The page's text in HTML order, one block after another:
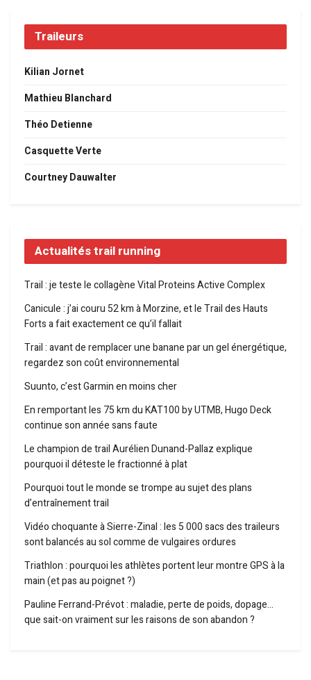
Traileurs
Kilian Jornet
Mathieu Blanchard
Théo Detienne
Casquette Verte
Courtney Dauwalter
Actualités trail running
Trail : je teste le collagène Vital Proteins Active Complex
Canicule : j’ai couru 52 km à Morzine, et le Trail des Hauts
Forts a fait exactement ce qu’il fallait
Trail : avant de remplacer une banane par un gel énergétique,
regardez son coût environnemental
Suunto, c’est Garmin en moins cher
En remportant les 75 km du KAT100 by UTMB, Hugo Deck
continue son année sans faute
Le champion de trail Aurélien Dunand-Pallaz explique
pourquoi il déteste le fractionné à plat
Pourquoi tout le monde se trompe au sujet des plans
d’entraînement trail
Vidéo choquante à Sierre-Zinal : les 5 000 sacs des traileurs
sont balancés au sol comme de vulgaires ordures
Triathlon : pourquoi les athlètes portent leur montre GPS à la
main (et pas au poignet ?)
Pauline Ferrand-Prévot : maladie, perte de poids, dopage…
que sait-on vraiment sur les raisons de son abandon ?